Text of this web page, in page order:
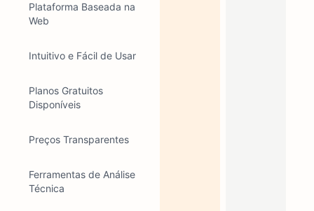
Plataforma Baseada na
Web
Intuitivo e Fácil de Usar
Planos Gratuitos
Disponíveis
Preços Transparentes
Ferramentas de Análise
Técnica